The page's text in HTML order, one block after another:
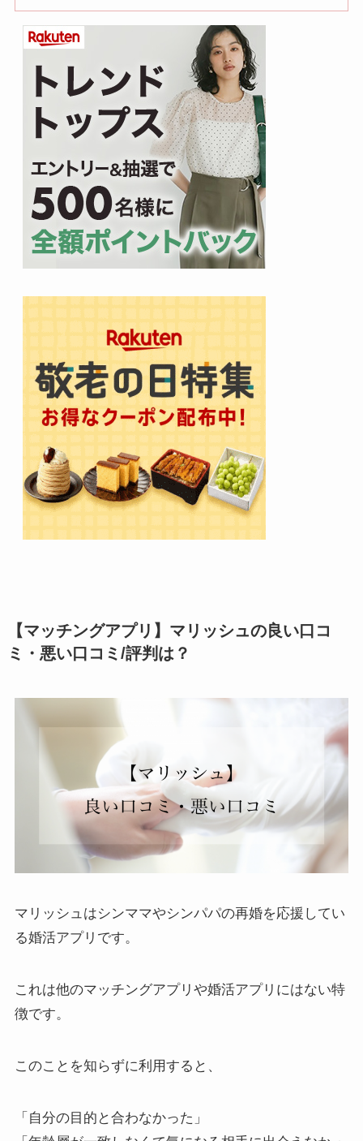
【マッチングアプリ】マリッシュの良い口コ
ミ・悪い口コミ/評判は？
マリッシュはシンママやシンパパの再婚を応援してい
る婚活アプリです。
これは他のマッチングアプリや婚活アプリにはない特
徴です。
このことを知らずに利用すると、
「自分の目的と合わなかった」